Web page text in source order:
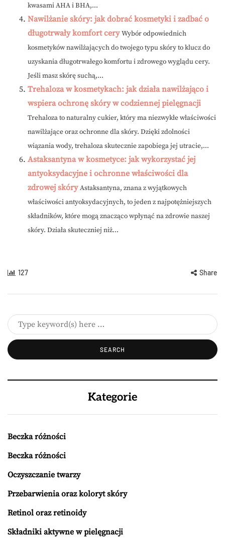
kwasami AHA i BHA,...
Nawilżanie skóry: jak dobrać kosmetyki i zadbać o
długotrwały komfort cery Wybór odpowiednich
kosmetyków nawilżających do twojego typu skóry to klucz do
uzyskania długotrwałego komfortu i zdrowego wyglądu cery.
Jeśli masz skórę suchą,...
Trehaloza w kosmetykach: jak działa nawilżająco i
wspiera ochronę skóry w codziennej pielęgnacji
Trehaloza to naturalny cukier, który ma niezwykłe właściwości
nawilżające oraz ochronne dla skóry. Dzięki zdolności
wiązania wody, trehaloza skutecznie zapobiega jej utracie,...
Astaksantyna w kosmetyce: jak wykorzystać jej
antyoksydacyjne i ochronne właściwości dla
zdrowej skóry Astaksantyna, znana z wyjątkowych
właściwości antyoksydacyjnych, to jeden z najpotężniejszych
składników, które mogą znacząco wpłynąć na zdrowie naszej
skóry. Działa skuteczniej niż...
127 Share
Kategorie
Beczka różności
Beczka różności
Oczyszczanie twarzy
Przebarwienia oraz koloryt skóry
Retinol oraz retinoidy
Składniki aktywne w pielęgnacji